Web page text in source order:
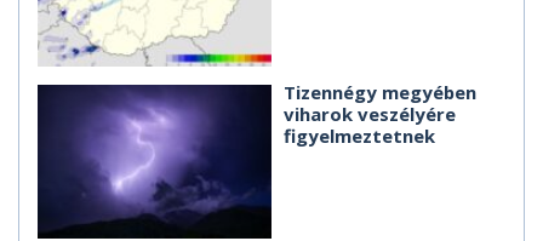
Tizennégy megyében
viharok veszélyére
figyelmeztetnek